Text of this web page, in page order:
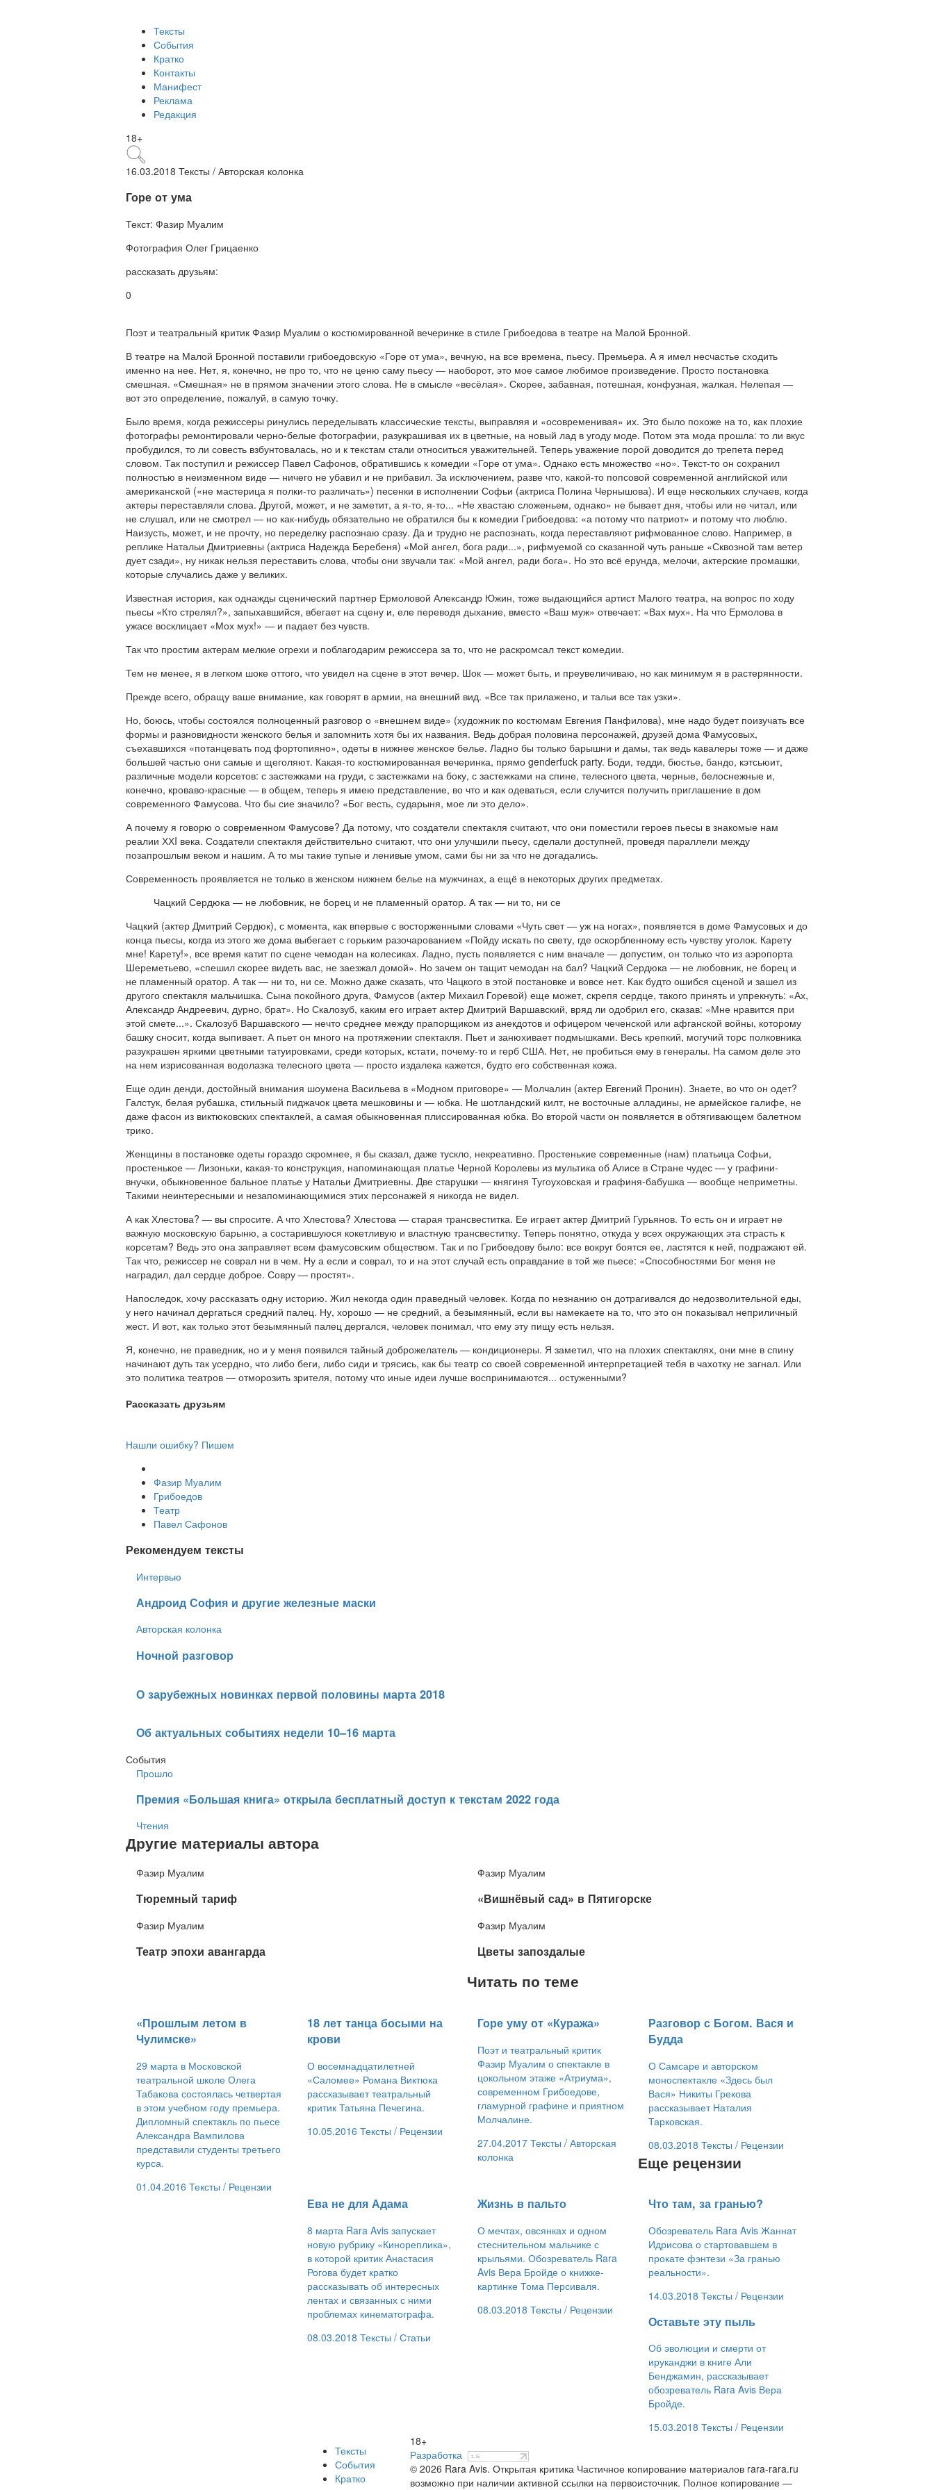
Тексты
События
Кратко
Контакты
Манифест
Реклама
Редакция
18+
16.03.2018 Тексты / Авторская колонка
​Горе от ума
Текст: Фазир Муалим
Фотография Олег Грицаенко
рассказать друзьям:
0
Поэт и театральный критик Фазир Муалим о костюмированной вечеринке в стиле Грибоедова в театре на Малой Бронной.
В театре на Малой Бронной поставили грибоедовскую «Горе от ума», вечную, на все времена, пьесу. Премьера. А я имел несчастье сходить
именно на нее. Нет, я, конечно, не про то, что не ценю саму пьесу — наоборот, это мое самое любимое произведение. Просто постановка
смешная. «Смешная» не в прямом значении этого слова. Не в смысле «весёлая». Скорее, забавная, потешная, конфузная, жалкая. Нелепая —
вот это определение, пожалуй, в самую точку.
Было время, когда режиссеры ринулись переделывать классические тексты, выправляя и «осовременивая» их. Это было похоже на то, как плохие
фотографы ремонтировали черно-белые фотографии, разукрашивая их в цветные, на новый лад в угоду моде. Потом эта мода прошла: то ли вкус
пробудился, то ли совесть взбунтовалась, но и к текстам стали относиться уважительней. Теперь уважение порой доводится до трепета перед
словом. Так поступил и режиссер Павел Сафонов, обратившись к комедии «Горе от ума». Однако есть множество «но». Текст-то он сохранил
полностью в неизменном виде — ничего не убавил и не прибавил. За исключением, разве что, какой-то попсовой современной английской или
американской («не мастерица я полки-то различать») песенки в исполнении Софьи (актриса Полина Чернышова). И еще нескольких случаев, когда
актеры переставляли слова. Другой, может, и не заметит, а я-то, я-то... «Не хвастаю сложеньем, однако» не бывает дня, чтобы или не читал, или
не слушал, или не смотрел — но как-нибудь обязательно не обратился бы к комедии Грибоедова: «а потому что патриот» и потому что люблю.
Наизусть, может, и не прочту, но переделку распознаю сразу. Да и трудно не распознать, когда переставляют рифмованное слово. Например, в
реплике Натальи Дмитриевны (актриса Надежда Беребеня) «Мой ангел, бога ради...», рифмуемой со сказанной чуть раньше «Сквозной там ветер
дует сзади», ну никак нельзя переставить слова, чтобы они звучали так: «Мой ангел, ради бога». Но это всё ерунда, мелочи, актерские промашки,
которые случались даже у великих.
Известная история, как однажды сценический партнер Ермоловой Александр Южин, тоже выдающийся артист Малого театра, на вопрос по ходу
пьесы «Кто стрелял?», запыхавшийся, вбегает на сцену и, еле переводя дыхание, вместо «Ваш муж» отвечает: «Вах мух». На что Ермолова в
ужасе восклицает «Мох мух!» — и падает без чувств.
Так что простим актерам мелкие огрехи и поблагодарим режиссера за то, что не раскромсал текст комедии.
Тем не менее, я в легком шоке оттого, что увидел на сцене в этот вечер. Шок — может быть, и преувеличиваю, но как минимум я в растерянности.
Прежде всего, обращу ваше внимание, как говорят в армии, на внешний вид. «Все так прилажено, и тальи все так узки».
Но, боюсь, чтобы состоялся полноценный разговор о «внешнем виде» (художник по костюмам Евгения Панфилова), мне надо будет поизучать все
формы и разновидности женского белья и запомнить хотя бы их названия. Ведь добрая половина персонажей, друзей дома Фамусовых,
съехавшихся «потанцевать под фортопияно», одеты в нижнее женское белье. Ладно бы только барышни и дамы, так ведь кавалеры тоже — и даже
большей частью они самые и щеголяют. Какая-то костюмированная вечеринка, прямо genderfuck party. Боди, тедди, бюстье, бандо, кэтсьюит,
различные модели корсетов: с застежками на груди, с застежками на боку, с застежками на спине, телесного цвета, черные, белоснежные и,
конечно, кроваво-красные — в общем, теперь я имею представление, во что и как одеваться, если случится получить приглашение в дом
современного Фамусова. Что бы сие значило? «Бог весть, сударыня, мое ли это дело».
А почему я говорю о современном Фамусове? Да потому, что создатели спектакля считают, что они поместили героев пьесы в знакомые нам
реалии ХХI века. Создатели спектакля действительно считают, что они улучшили пьесу, сделали доступней, проведя параллели между
позапрошлым веком и нашим. А то мы такие тупые и ленивые умом, сами бы ни за что не догадались.
Современность проявляется не только в женском нижнем белье на мужчинах, а ещё в некоторых других предметах.
Чацкий Сердюка — не любовник, не борец и не пламенный оратор. А так — ни то, ни се
Чацкий (актер Дмитрий Сердюк), с момента, как впервые с восторженными словами «Чуть свет — уж на ногах», появляется в доме Фамусовых и до
конца пьесы, когда из этого же дома выбегает с горьким разочарованием «Пойду искать по свету, где оскорбленному есть чувству уголок. Карету
мне! Карету!», все время катит по сцене чемодан на колесиках. Ладно, пусть появляется с ним вначале — допустим, он только что из аэропорта
Шереметьево, «спешил скорее видеть вас, не заезжал домой». Но зачем он тащит чемодан на бал? Чацкий Сердюка — не любовник, не борец и
не пламенный оратор. А так — ни то, ни се. Можно даже сказать, что Чацкого в этой постановке и вовсе нет. Как будто ошибся сценой и зашел из
другого спектакля мальчишка. Сына покойного друга, Фамусов (актер Михаил Горевой) еще может, скрепя сердце, такого принять и упрекнуть: «Ах,
Александр Андреевич, дурно, брат». Но Скалозуб, каким его играет актер Дмитрий Варшавский, вряд ли одобрил его, сказав: «Мне нравится при
этой смете...». Скалозуб Варшавского — нечто среднее между прапорщиком из анекдотов и офицером чеченской или афганской войны, которому
башку сносит, когда выпивает. А пьет он много на протяжении спектакля. Пьет и занюхивает подмышками. Весь крепкий, могучий торс полковника
разукрашен яркими цветными татуировками, среди которых, кстати, почему-то и герб США. Нет, не пробиться ему в генералы. На самом деле это
на нем изрисованная водолазка телесного цвета — просто издалека кажется, будто его собственная кожа.
Еще один денди, достойный внимания шоумена Васильева в «Модном приговоре» — Молчалин (актер Евгений Пронин). Знаете, во что он одет?
Галстук, белая рубашка, стильный пиджачок цвета мешковины и — юбка. Не шотландский килт, не восточные алладины, не армейское галифе, не
даже фасон из виктюковских спектаклей, а самая обыкновенная плиссированная юбка. Во второй части он появляется в обтягивающем балетном
трико.
Женщины в постановке одеты гораздо скромнее, я бы сказал, даже тускло, некреативно. Простенькие современные (нам) платьица Софьи,
простенькое — Лизоньки, какая-то конструкция, напоминающая платье Черной Королевы из мультика об Алисе в Стране чудес — у графини-
внучки, обыкновенное бальное платье у Натальи Дмитриевны. Две старушки — княгиня Тугоуховская и графиня-бабушка — вообще неприметны.
Такими неинтересными и незапоминающимися этих персонажей я никогда не видел.
А как Хлестова? — вы спросите. А что Хлестова? Хлестова — старая трансвеститка. Ее играет актер Дмитрий Гурьянов. То есть он и играет не
важную московскую барыню, а состарившуюся кокетливую и властную трансвеститку. Теперь понятно, откуда у всех окружающих эта страсть к
корсетам? Ведь это она заправляет всем фамусовским обществом. Так и по Грибоедову было: все вокруг боятся ее, ластятся к ней, подражают ей.
Так что, режиссер не соврал ни в чем. Ну а если и соврал, то и на этот случай есть оправдание в той же пьесе: «Способностями Бог меня не
наградил, дал сердце доброе. Совру — простят».
Напоследок, хочу рассказать одну историю. Жил некогда один праведный человек. Когда по незнанию он дотрагивался до недозволительной еды,
у него начинал дергаться средний палец. Ну, хорошо — не средний, а безымянный, если вы намекаете на то, что это он показывал неприличный
жест. И вот, как только этот безымянный палец дергался, человек понимал, что ему эту пищу есть нельзя.
Я, конечно, не праведник, но и у меня появился тайный доброжелатель — кондиционеры. Я заметил, что на плохих спектаклях, они мне в спину
начинают дуть так усердно, что либо беги, либо сиди и трясись, как бы театр со своей современной интерпретацией тебя в чахотку не загнал. Или
это политика театров — отморозить зрителя, потому что иные идеи лучше воспринимаются... остуженными?
Рассказать друзьям
Нашли ошибку? Пишем
Фазир Муалим
Грибоедов
Театр
Павел Сафонов
Рекомендуем тексты
Интервью
​Андроид София и другие железные маски
Авторская колонка
​Ночной разговор
​О зарубежных новинках первой половины марта 2018
​Об актуальных событиях недели 10–16 марта
События
Прошло
​Премия «Большая книга» открыла бесплатный доступ к текстам 2022 года
Чтения
Другие материалы автора
Фазир Муалим
​Тюремный тариф
Фазир Муалим
​«Вишнёвый сад» в Пятигорске
Фазир Муалим
​Театр эпохи авангарда
Фазир Муалим
​Цветы запоздалые
Читать по теме
​«Прошлым летом в
Чулимске»
29 марта в Московской
театральной школе Олега
Табакова состоялась четвертая
в этом учебном году премьера.
Дипломный спектакль по пьесе
Александра Вампилова
представили студенты третьего
курса.
01.04.2016 Тексты / Рецензии
​18 лет танца босыми на
крови
О восемнадцатилетней
«Саломее» Романа Виктюка
рассказывает театральный
критик Татьяна Печегина.
10.05.2016 Тексты / Рецензии
​Горе уму от «Куража»
Поэт и театральный критик
Фазир Муалим о спектакле в
цокольном этаже «Атриума»,
современном Грибоедове,
гламурной графине и приятном
Молчалине.
27.04.2017 Тексты / Авторская
колонка
​Разговор с Богом. Вася и
Будда
О Самсаре и авторском
моноспектакле «Здесь был
Вася» Никиты Грекова
рассказывает Наталия
Тарковская.
08.03.2018 Тексты / Рецензии
Еще рецензии
Ева не для Адама
8 марта Rara Avis запускает
новую рубрику «Кинореплика»,
в которой критик Анастасия
Рогова будет кратко
рассказывать об интересных
лентах и связанных с ними
проблемах кинематографа.
08.03.2018 Тексты / Статьи
​Жизнь в пальто
О мечтах, овсянках и одном
стеснительном мальчике с
крыльями. Обозреватель Rara
Avis Вера Бройде о книжке-
картинке Тома Персиваля.
08.03.2018 Тексты / Рецензии
​Что там, за гранью?
Обозреватель Rara Avis Жаннат
Идрисова о стартовавшем в
прокате фэнтези «За гранью
реальности».
14.03.2018 Тексты / Рецензии
​Оставьте эту пыль
Об эволюции и смерти от
ируканджи в книге Али
Бенджамин, рассказывает
обозреватель Rara Avis Вера
Бройде.
15.03.2018 Тексты / Рецензии
Тексты
События
Кратко
18+
Разработка
© 2026 Rara Avis. Открытая критика Частичное копирование материалов rara-rara.ru
возможно при наличии активной ссылки на первоисточник. Полное копирование —